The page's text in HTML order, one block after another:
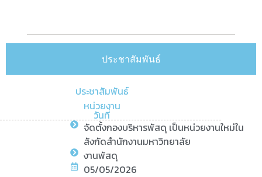
ประชาสัมพันธ์
ประชาสัมพันธ์
หน่วยงาน
วันที่
จัดตั้งกองบริหารพัสดุ เป็นหน่วยงานใหม่ใน
สังกัดสำนักงานมหาวิทยาลัย
งานพัสดุ
05/05/2026